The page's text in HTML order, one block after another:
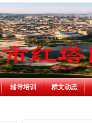
辅导培训 群文动态